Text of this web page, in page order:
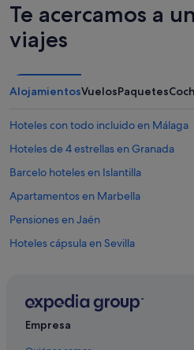
Te acercamos a
viajes
AlojamientosVuelosPaquetes
Hoteles con todo incluido en Málaga
Hoteles de 4 estrellas en Granada
Barcelo hoteles en Islantilla
Apartamentos en Marbella
Pensiones en Jaén
Hoteles cápsula en Sevilla
Pensiones en Camas
Empresa